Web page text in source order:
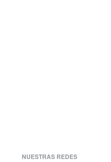
NUESTRAS REDES